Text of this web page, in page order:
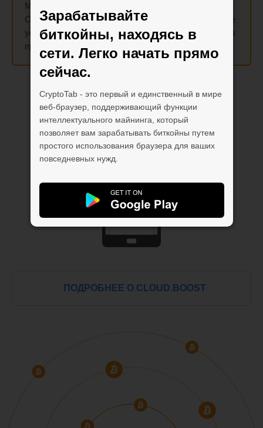
Зарабатывайте
биткойны, находясь в
сети. Легко начать прямо
сейчас.
CryptoTab - это первый и единственный в мире
веб-браузер, поддерживающий функции
интеллектуального майнинга, который
позволяет вам зарабатывать биткойны путем
простого использования браузера для ваших
повседневных нужд.
Майните до
Cloud.Boost на мобильном устройстве! Активируйте
ускоренияX2,X5,X10 иX15, которые суммируются
при включении майнинга.
ПОДРОБНЕЕ О CLOUD.BOOST